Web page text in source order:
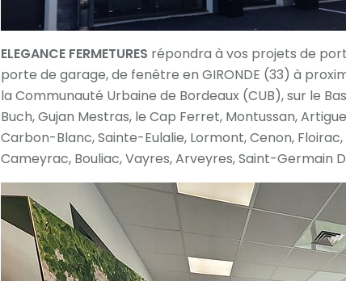
ELEGANCE FERMETURES répondra à vos projets de
porte de garage, de fenêtre en GIRONDE (33) à
la Communauté Urbaine de Bordeaux (CUB), sur le
Buch, Gujan Mestras, le Cap Ferret, Montussan,
Carbon-Blanc, Sainte-Eulalie, Lormont, Cenon,
Cameyrac, Bouliac, Vayres, Arveyres, Saint-Germain